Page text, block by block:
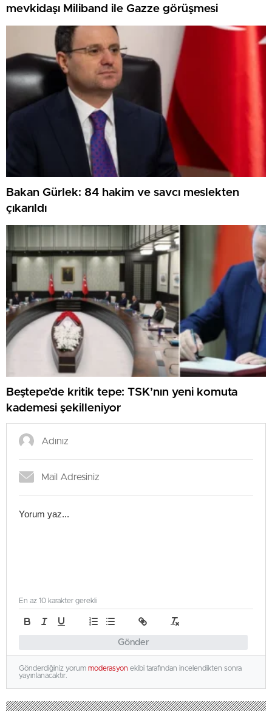
mevkidaşı Miliband ile Gazze görüşmesi
Bakan Gürlek: 84 hakim ve savcı meslekten
çıkarıldı
Beştepe’de kritik tepe: TSK’nın yeni komuta
kademesi şekilleniyor
Gönder
En az 10 karakter gerekli
Gönderdiğiniz yorum moderasyon ekibi tarafından incelendikten sonra
yayınlanacaktır.